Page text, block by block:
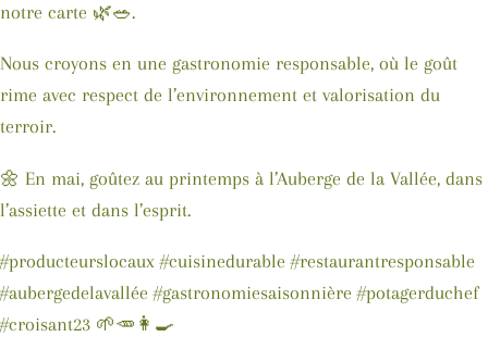
notre carte 🌿🥗.
Nous croyons en une gastronomie responsable, où le goût
rime avec respect de l’environnement et valorisation du
terroir.
🌼 En mai, goûtez au printemps à l’Auberge de la Vallée, dans
l’assiette et dans l’esprit.
#producteurslocaux #cuisinedurable #restaurantresponsable
#aubergedelavallée #gastronomiesaisonnière #potagerduchef
#croisant23 🌱🥕👩‍🍳